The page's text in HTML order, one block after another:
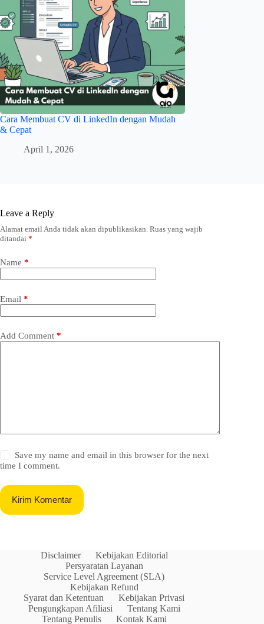
Cara Membuat CV di LinkedIn dengan Mudah
& Cepat
April 1, 2026
Leave a Reply
Alamat email Anda tidak akan dipublikasikan. Ruas yang wajib
ditandai *
Name *
Email *
Add Comment *
Save my name and email in this browser for the next
time I comment.
Kirim Komentar
Disclaimer
Kebijakan Editorial
Persyaratan Layanan
Service Level Agreement (SLA)
Kebijakan Refund
Syarat dan Ketentuan
Kebijakan Privasi
Pengungkapan Afiliasi
Tentang Kami
Tentang Penulis
Kontak Kami